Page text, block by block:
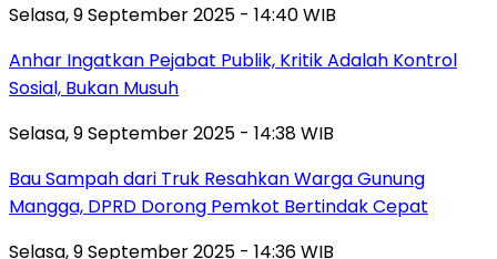
Selasa, 9 September 2025 - 14:40 WIB
Anhar Ingatkan Pejabat Publik, Kritik Adalah Kontrol
Sosial, Bukan Musuh
Selasa, 9 September 2025 - 14:38 WIB
Bau Sampah dari Truk Resahkan Warga Gunung
Mangga, DPRD Dorong Pemkot Bertindak Cepat
Selasa, 9 September 2025 - 14:36 WIB